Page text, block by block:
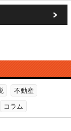
不動産
コラム